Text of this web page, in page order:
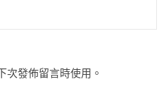
次發佈留言時使用。